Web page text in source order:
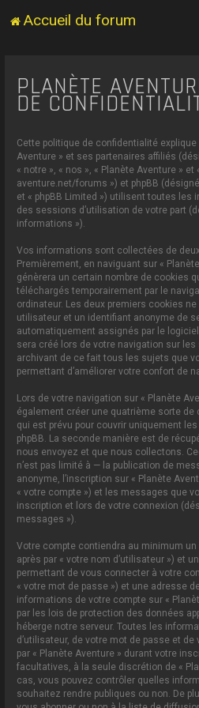
Accueil du forum
PLANÈTE
DE
Cette politique de confidentialité
Aventure » et ses partenaires affiliés
« notre », « nos », « Planète Aventure »
aventure.net/forums ») et phpBB
et « phpBB Limited ») utilisent toutes
des sessions d’utilisation de votre part
informations »).
Vos informations sont collectées de
Premièrement, en naviguant sur «
génèrera un certain nombre de cookies
téléchargés temporairement par le
ordinateur. Les deux premiers cookies
utilisateur et un identifiant anonyme de
automatiquement assignés par le
sera créé lors de votre navigation sur les
archivant de ce fait tous les sujets que
permettant d’améliorer votre confort de
Lors de votre navigation sur « Planète
également créer une quatrième sorte
qui est prévu pour couvrir uniquement
phpBB. La seconde manière est de
nous envoyez et que nous collectons.
n’est pas limité à — la publication de
anonyme, l’inscription sur « Planète
« votre compte ») et les messages que
inscription et lors de votre connexion
messages »).
Votre compte contiendra au minimum
après par « votre nom d’utilisateur ») et
permettant de vous connecter à votre
« votre mot de passe ») et une adresse
informations de votre compte sur «
par les lois de protection des données
héberge notre serveur. Toutes les
d’utilisateur, de votre mot de passe et
par « Planète Aventure » durant votre
facultatives, à la seule discrétion de «
cas, vous pouvez contrôler quelles
souhaitez rendre publiques ou non. De